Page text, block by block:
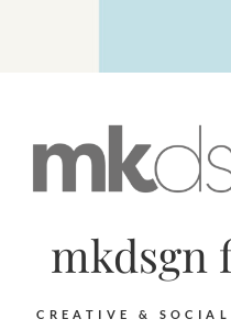
mkdsgn
CREATIVE &